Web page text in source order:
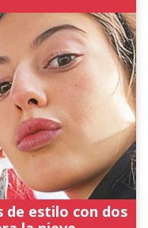
de estilo con dos